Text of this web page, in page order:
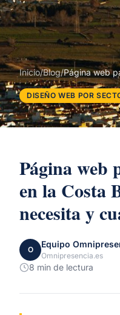
Inicio/Blog/
DISEÑO WEB POR
Página web
en la Costa
necesita y
O
Equipo
Omnipresencia.es
8 min de lectura